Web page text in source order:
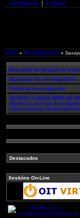
Castellano English
USC » Investigación »
Buscador de Grupos de
Buscador de investigadores
Portal da Investigación
ACCESO A NOVA WEB DE
(Apoio ao persoal
convocatorias,
Destacados
Xestións On-Line